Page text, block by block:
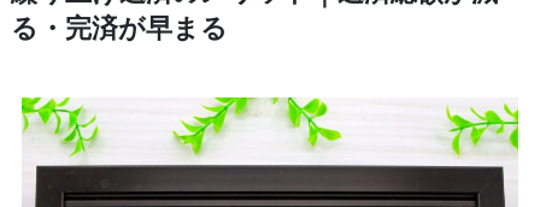
る・完済が早まる